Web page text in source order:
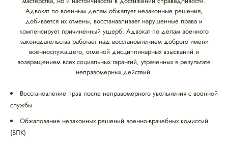
Адвокат по военным делам обжалует незаконные решения,
добивается их отмены, восстанавливает нарушенные права и
компенсирует причиненный ущерб. Адвокат по делам военного
законодательства работает над восстановлением доброго имени
военнослужащего, отменой дисциплинарных взысканий и
возвращением всех социальных гарантий, утраченных в результате
неправомерных действий.
Восстановление прав после неправомерного увольнения с военной
службы
Обжалование незаконных решений военно-врачебных комиссий
(ВЛК)